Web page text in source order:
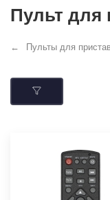
Пульт для
Пульты для